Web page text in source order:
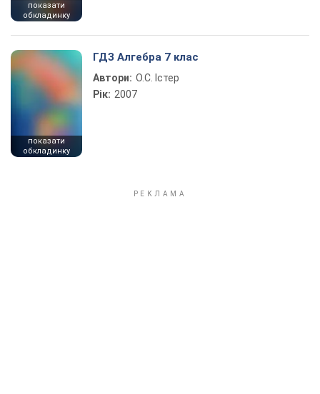
показати
обкладинку
показати
обкладинку
ГДЗ Алгебра 7 клас
Автори: О.С. Істер
Рік: 2007